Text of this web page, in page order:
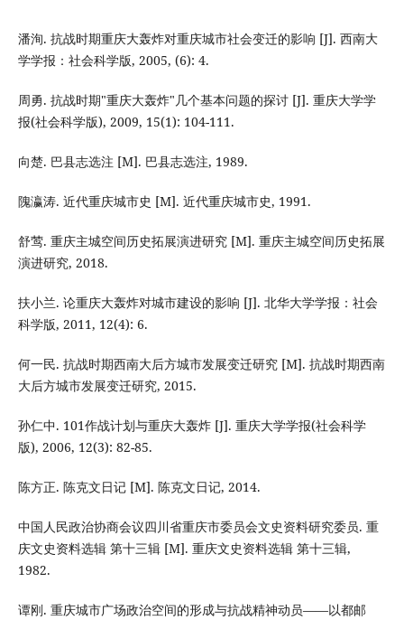
潘洵. 抗战时期重庆大轰炸对重庆城市社会变迁的影响 [J]. 西南大
学学报：社会科学版, 2005, (6): 4.
周勇. 抗战时期"重庆大轰炸"几个基本问题的探讨 [J]. 重庆大学学
报(社会科学版), 2009, 15(1): 104-111.
向楚. 巴县志选注 [M]. 巴县志选注, 1989.
隗瀛涛. 近代重庆城市史 [M]. 近代重庆城市史, 1991.
舒莺. 重庆主城空间历史拓展演进研究 [M]. 重庆主城空间历史拓展
演进研究, 2018.
扶小兰. 论重庆大轰炸对城市建设的影响 [J]. 北华大学学报：社会
科学版, 2011, 12(4): 6.
何一民. 抗战时期西南大后方城市发展变迁研究 [M]. 抗战时期西南
大后方城市发展变迁研究, 2015.
孙仁中. 101作战计划与重庆大轰炸 [J]. 重庆大学学报(社会科学
版), 2006, 12(3): 82-85.
陈方正. 陈克文日记 [M]. 陈克文日记, 2014.
中国人民政治协商会议四川省重庆市委员会文史资料研究委员. 重
庆文史资料选辑 第十三辑 [M]. 重庆文史资料选辑 第十三辑,
1982.
谭刚. 重庆城市广场政治空间的形成与抗战精神动员——以都邮